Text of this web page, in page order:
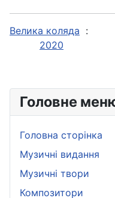
Головне
Головна сторінка
Музичні видання
Музичні твори
Композитори
Велика коляда :
2020